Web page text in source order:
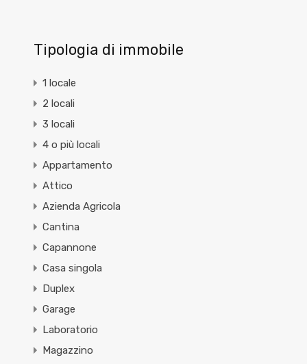
Tipologia di immobile
1 locale
2 locali
3 locali
4 o più locali
Appartamento
Attico
Azienda Agricola
Cantina
Capannone
Casa singola
Duplex
Garage
Laboratorio
Magazzino